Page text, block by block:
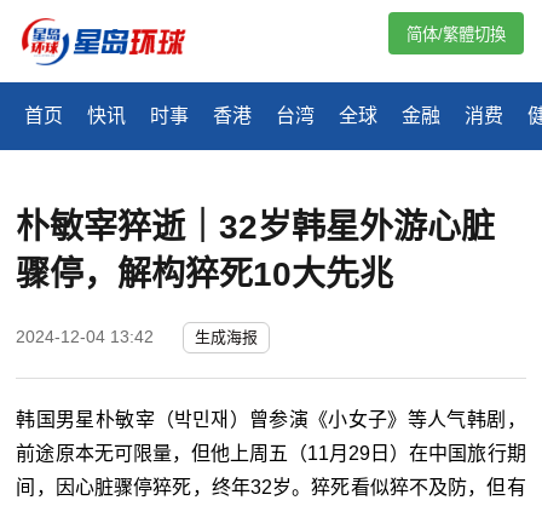
首页 快讯 时事 香港 台湾 全球 金融 消费
简体/繁體切換
朴敏宰猝逝｜32岁韩星外游心脏
骤停，解构猝死10大先兆
2024-12-04 13:42 生成海报
韩国男星朴敏宰（박민재）曾参演《小女子》等人气韩剧，
前途原本无可限量，但他上周五（11月29日）在中国旅行期
间，因心脏骤停猝死，终年32岁。猝死看似猝不及防，但有